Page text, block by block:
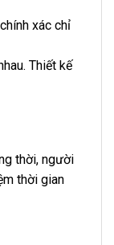
xác chỉ
Thiết kế
thời, người
thời gian